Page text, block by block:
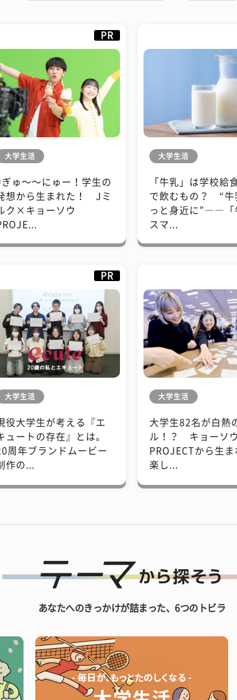
PR
大学生活
ぎゅ〜〜にゅー！学生の
想から生まれた！ Jミ
ク×キョーソウ
大学生活
「牛乳」は学校給
で飲むもの？ “牛
っと身近に”――「
スマ...
PR
大学生活
役大学生が考える『エ
ュートの存在』とは。
周年ブランドムービー
作の...
大学生活
大学生82名が白熱
ル！？ キョーソウ
PROJECTから生ま
楽し...
あなたへのきっかけが詰まった、6つのトビラ